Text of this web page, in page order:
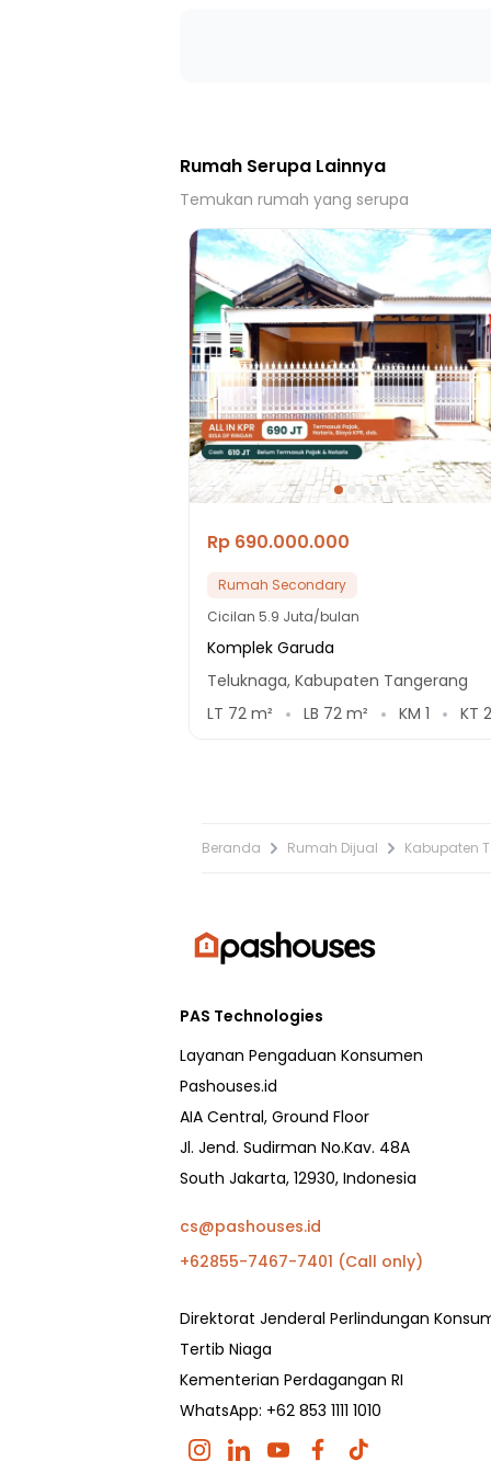
Rumah Serupa Lainnya
Temukan rumah yang serupa
Rp 690.000.000
Rumah Secondary
Cicilan 5.9 Juta/bulan
Komplek Garuda
Teluknaga, Kabupaten Tangerang
LT 72 m² LB 72 m² KM 1 KT 2
Beranda Rumah Dijual Kabupaten
PAS Technologies
Layanan Pengaduan Konsumen
Pashouses.id
AIA Central, Ground Floor
Jl. Jend. Sudirman No.Kav. 48A
South Jakarta, 12930, Indonesia
cs@pashouses.id
+62855-7467-7401 (Call only)
Direktorat Jenderal Perlindungan
Tertib Niaga
Kementerian Perdagangan RI
WhatsApp: +62 853 1111 1010